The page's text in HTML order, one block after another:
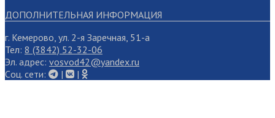
ДОПОЛНИТЕЛЬНАЯ ИНФОРМАЦИЯ
г. Кемерово, ул. 2-я Заречная, 51-а
Тел: 8 (3842) 52-32-06
Эл. адрес: vosvod42@yandex.ru
Cоц. сети:
| |